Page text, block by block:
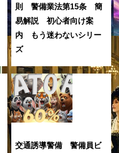
則 警備業法第15条 簡
易解説 初心者向け案
内 もう迷わないシリー
ズ
交通誘導警備 警備員ビ